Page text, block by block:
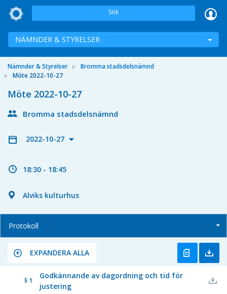
Sök
NÄMNDER & STYRELSER
Nämnder & Styrelser
Bromma stadsdelsnämnd
Möte 2022-10-27
Möte 2022-10-27
Bromma stadsdelsnämnd
2022-10-27
18:30 - 18:45
Alviks kulturhus
Protokoll
EXPANDERA ALLA
§ 1
Godkännande av dagordning och tid för
justering